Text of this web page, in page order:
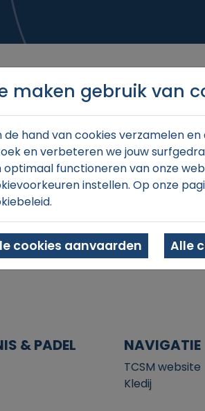
& PADEL NAVIGATIE
TCSM website
Kledij
maken gebruik van
de hand van cookies verzamelen
en verbeteren we jouw
optimaal functioneren van onze
instellen. Op onze
cookies aanvaarden Alle